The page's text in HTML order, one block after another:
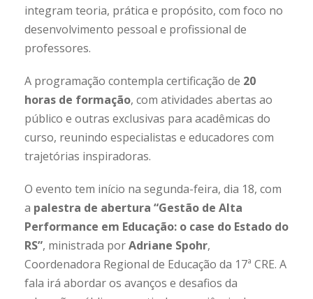
integram teoria, prática e propósito, com foco no
desenvolvimento pessoal e profissional de
professores.
A programação contempla certificação de 20
horas de formação, com atividades abertas ao
público e outras exclusivas para acadêmicas do
curso, reunindo especialistas e educadores com
trajetórias inspiradoras.
O evento tem início na segunda-feira, dia 18, com
a palestra de abertura “Gestão de Alta
Performance em Educação: o case do Estado do
RS”, ministrada porAdriane Spohr,
Coordenadora Regional de Educação da 17ª CRE. A
fala irá abordar os avanços e desafios da